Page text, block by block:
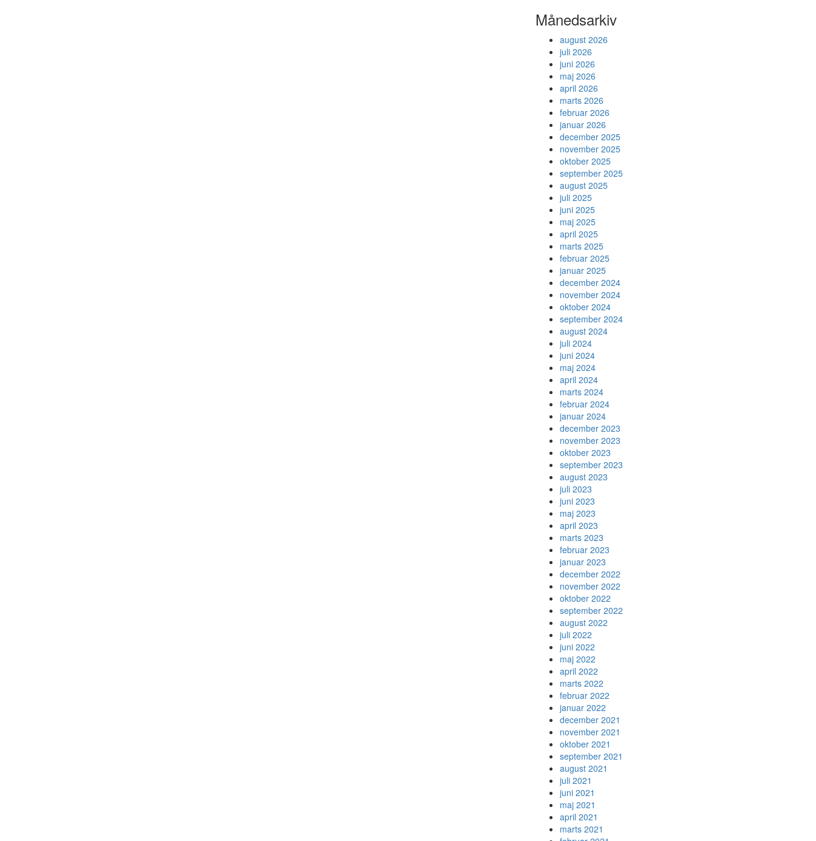
Månedsarkiv
august 2026
juli 2026
juni 2026
maj 2026
april 2026
marts 2026
februar 2026
januar 2026
december 2025
november 2025
oktober 2025
september 2025
august 2025
juli 2025
juni 2025
maj 2025
april 2025
marts 2025
februar 2025
januar 2025
december 2024
november 2024
oktober 2024
september 2024
august 2024
juli 2024
juni 2024
maj 2024
april 2024
marts 2024
februar 2024
januar 2024
december 2023
november 2023
oktober 2023
september 2023
august 2023
juli 2023
juni 2023
maj 2023
april 2023
marts 2023
februar 2023
januar 2023
december 2022
november 2022
oktober 2022
september 2022
august 2022
juli 2022
juni 2022
maj 2022
april 2022
marts 2022
februar 2022
januar 2022
december 2021
november 2021
oktober 2021
september 2021
august 2021
juli 2021
juni 2021
maj 2021
april 2021
marts 2021